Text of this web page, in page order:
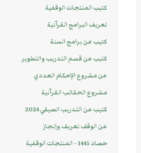
كتيب المنتجات الوقفية
تعريف البرامج القرآنية
كتيب عن برامج السنة
كتيب عن قسم التدريب والتطوير
عن مشروع الإحكام العددي
مشروع الحقائب القرآنية
كتيب عن التدريب الصيفي 2024
عن الوقف تعريف وإنجاز
حصاد 1445 - المنتجات الوقفية